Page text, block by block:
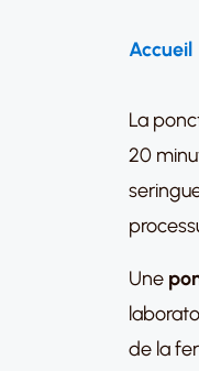
Accueil
La
20
Une
de la